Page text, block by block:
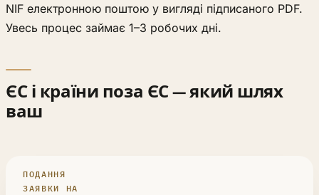
NIF електронною поштою у вигляді підписаного PDF.
Увесь процес займає 1–3 робочих дні.
ЄС і країни поза ЄС — який шлях
ваш
ПОДАННЯ
ЗАЯВКИ НА